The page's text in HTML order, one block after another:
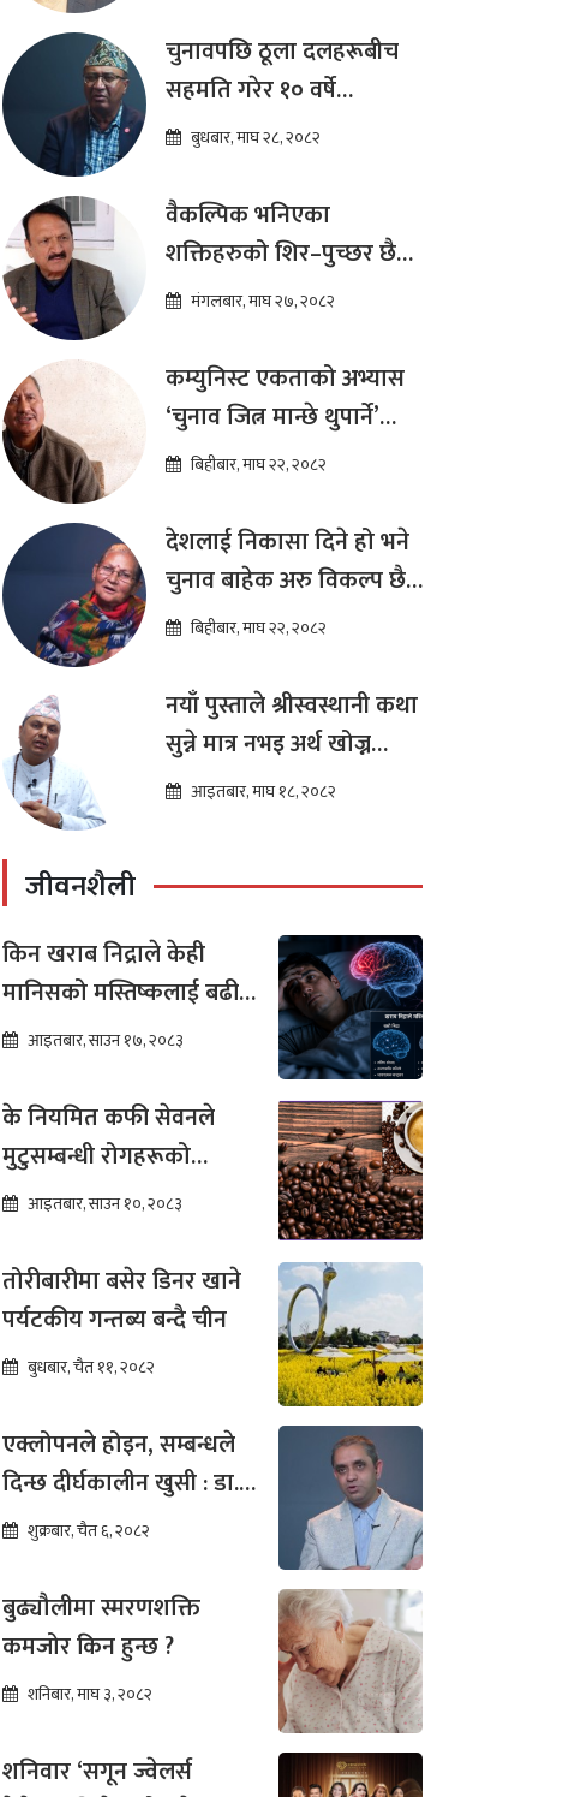
चुनावपछि ठूला दलहरूबीच
सहमति गरेर १० वर्षे
दीर्घकालीन आर्थिक सुधार
ढकाल
बुधबार, माघ २८, २०८२
वैकल्पिक भनिएका
शक्तिहरुको शिर–पुच्छर छैन,
प्रतिस्पर्धा पूरानै दलसँग हुन्छ :
मंगलबार, माघ २७, २०८२
कम्युनिस्ट एकताको अभ्यास
‘चुनाव जित्न मान्छे थुपार्ने’
माध्यम मात्र हो : विप्लव
बिहीबार, माघ २२, २०८२
देशलाई निकासा दिने हो भने
चुनाव बाहेक अरु विकल्प छैन
: अष्टलक्ष्मी शाक्य
बिहीबार, माघ २२, २०८२
नयाँ पुस्ताले श्रीस्वस्थानी कथा
सुन्ने मात्र नभइ अर्थ खोज्न
थालेका छन : ज्योतिष तारा
आइतबार, माघ १८, २०८२
जीवनशैली
किन खराब निद्राले केही
मानिसको मस्तिष्कलाई बढी
असर गर्छ ?
आइतबार, साउन १७, २०८३
के नियमित कफी सेवनले
मुटुसम्बन्धी रोगहरूको
जोखिम कम हुन्छ ?
आइतबार, साउन १०, २०८३
तोरीबारीमा बसेर डिनर खाने
पर्यटकीय गन्तब्य बन्दै चीन
बुधबार, चैत ११, २०८२
एक्लोपनले होइन, सम्बन्धले
दिन्छ दीर्घकालीन खुसी : डा.
समीम अख्तर
शुक्रबार, चैत ६, २०८२
बुढ्यौलीमा स्मरणशक्ति
कमजोर किन हुन्छ ?
शनिबार, माघ ३, २०८२
शनिवार ‘सगून ज्वेलर्स